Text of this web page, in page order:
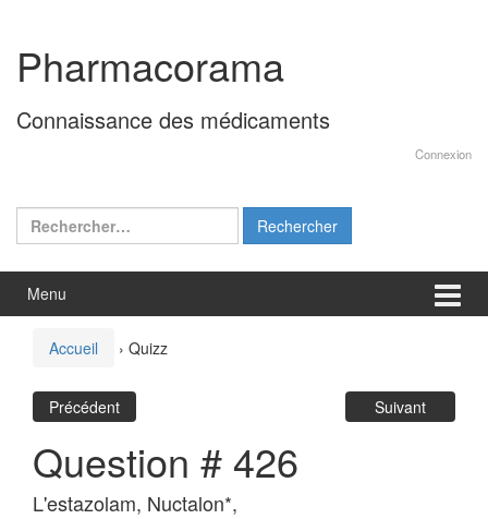
contenu
menu
principal
Pharmacorama
Connaissance des médicaments
Connexion
Rechercher :
Menu
Accueil › Quizz
Précédent Suivant
Question # 426
L'estazolam, Nuctalon*,